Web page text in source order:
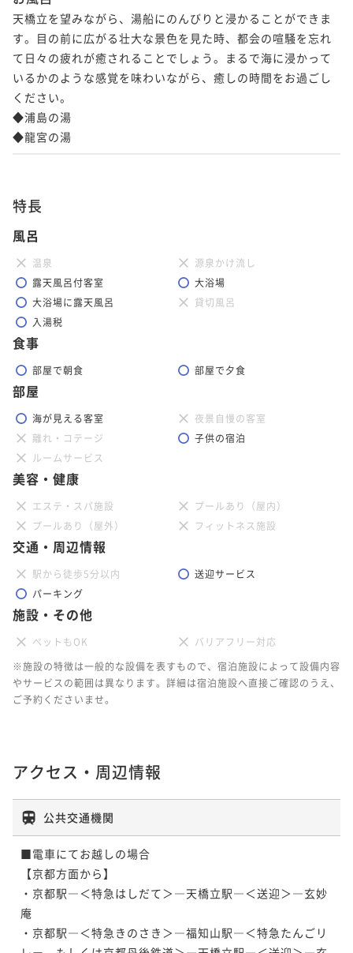
天橋立を望みながら、湯船にのんびりと浸かることができま
す。目の前に広がる壮大な景色を見た時、都会の喧騒を忘れ
て日々の疲れが癒されることでしょう。まるで海に浸かって
いるかのような感覚を味わいながら、癒しの時間をお過ごし
ください。
◆浦島の湯
◆龍宮の湯
特長
風呂
温泉
源泉かけ流し
露天風呂付客室
大浴場
大浴場に露天風呂
貸切風呂
入湯税
食事
部屋で朝食 部屋で夕食
部屋
海が見える客室
夜景自慢の客室
離れ・コテージ
子供の宿泊
ルームサービス
美容・健康
エステ・スパ施設
プールあり（屋内）
プールあり（屋外）
フィットネス施設
交通・周辺情報
駅から徒歩5分以内
送迎サービス
パーキング
施設・その他
ペットもOK
バリアフリー対応
※施設の特徴は一般的な設備を表すもので、宿泊施設によって設備内容
やサービスの範囲は異なります。詳細は宿泊施設へ直接ご確認のうえ、
ご予約くださいませ。
アクセス・周辺情報
公共交通機関
■電車にてお越しの場合
【京都方面から】
・京都駅―＜特急はしだて＞―天橋立駅―＜送迎＞―玄妙
庵
・京都駅―＜特急きのさき＞―福知山駅―＜特急たんごリ